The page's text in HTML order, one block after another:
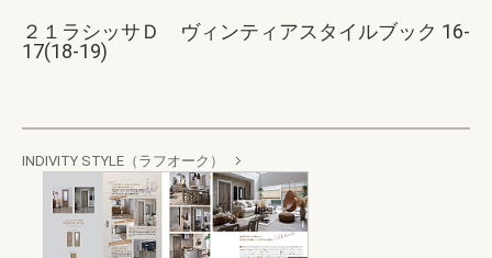
２１ラシッサＤ ヴィンティアスタイルブック 16-
17(18-19)
INDIVITY STYLE（ラフオーク）